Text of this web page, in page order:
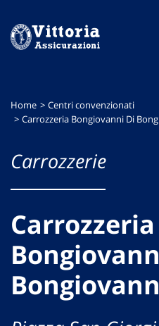
menu
contenuto
footer
Home
Centri convenzionati
Carrozzeria Bongiovanni Di
Carrozzerie
Carrozzeria